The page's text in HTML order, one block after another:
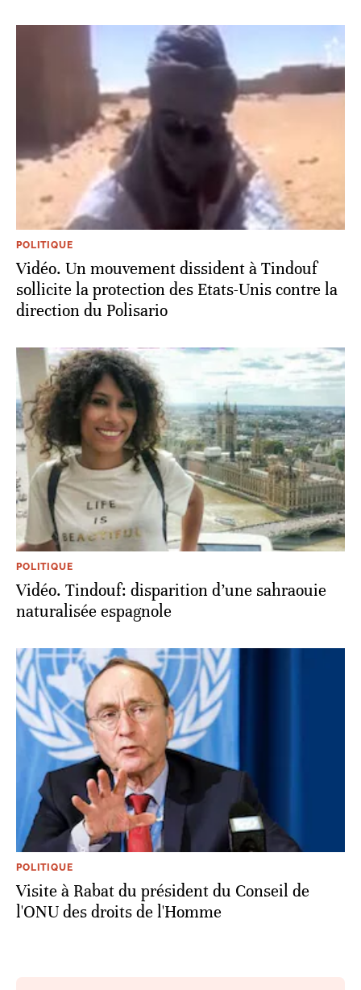
POLITIQUE
Vidéo. Un mouvement dissident à Tindouf
sollicite la protection des Etats-Unis contre la
direction du Polisario
POLITIQUE
Vidéo. Tindouf: disparition d’une sahraouie
naturalisée espagnole
POLITIQUE
Visite à Rabat du président du Conseil de
l'ONU des droits de l'Homme